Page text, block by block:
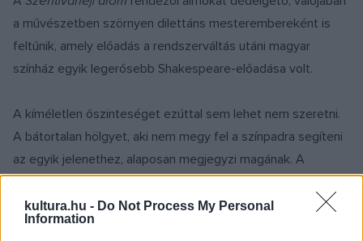
kultura.hu - Do Not Process My Personal
Information
a művészetben szörnyen dilettáns mesterembereként is
feltűnik, amely előadás a rendszerváltás utáni magyar
színház egyik legerősebb Shakespeare-előadása volt.
A kíméletlen őszinteséget ezúttal sem lehet nem szeretni.
A bátortalan hölgyet, aki nem megy fel a színpadra segíteni
az egyik jelenethez, alaposan megjegyzi magának. A
Mucsi kihasználja, hogy a legtöbb humoristával szemben ő
színész. Ezért nemcsak mesél, hanem olykor, rövid időre